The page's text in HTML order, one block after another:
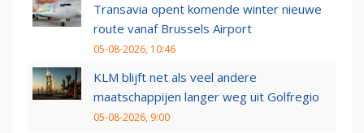
Transavia opent komende winter nieuwe
route vanaf Brussels Airport
05-08-2026, 10:46
KLM blijft net als veel andere
maatschappijen langer weg uit Golfregio
05-08-2026, 9:00